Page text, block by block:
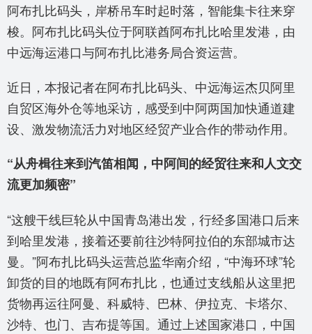
阿布扎比码头，岸桥吊车时起时落，智能集卡往来穿
梭。阿布扎比码头位于阿联酋阿布扎比哈里发港，由
中远海运港口与阿布扎比港务局合资运营。
近日，本报记者在阿布扎比码头、中远海运杰贝阿里
自贸区海外仓等地采访，感受到中阿两国加快通道建
设、激发物流活力对地区经贸产业合作的带动作用。
“从舟楫往来到汽笛相闻，中阿间的经贸往来和人文交
流更加频密”
“这艘干线巨轮从中国青岛港出发，行经多国港口后来
到哈里发港，接着还要前往沙特阿拉伯的东部城市达
曼。”阿布扎比码头运营总监华南介绍，“中海环球”轮
卸货的目的地既有阿布扎比，也通过支线船从这里把
货物再运往阿曼、科威特、巴林、伊拉克、卡塔尔、
沙特、也门、吉布提等国。通过上述国家港口，中国